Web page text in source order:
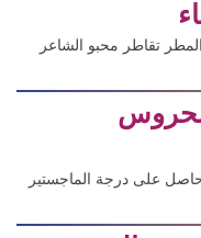
تقاطر محبو الشاعر
محروس
على درجة الماجستير